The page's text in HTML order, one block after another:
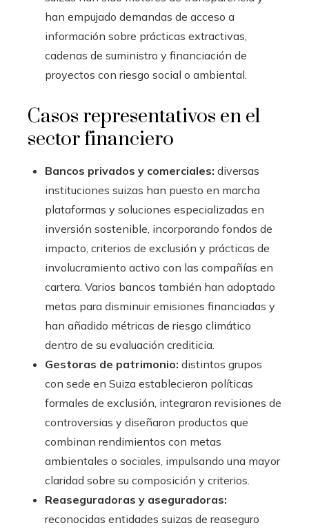
han empujado demandas de acceso a
información sobre prácticas extractivas,
cadenas de suministro y financiación de
proyectos con riesgo social o ambiental.
Casos representativos en el
sector financiero
Bancos privados y comerciales: diversas
instituciones suizas han puesto en marcha
plataformas y soluciones especializadas en
inversión sostenible, incorporando fondos de
impacto, criterios de exclusión y prácticas de
involucramiento activo con las compañías en
cartera. Varios bancos también han adoptado
metas para disminuir emisiones financiadas y
han añadido métricas de riesgo climático
dentro de su evaluación crediticia.
Gestoras de patrimonio: distintos grupos
con sede en Suiza establecieron políticas
formales de exclusión, integraron revisiones de
controversias y diseñaron productos que
combinan rendimientos con metas
ambientales o sociales, impulsando una mayor
claridad sobre su composición y criterios.
Reaseguradoras y aseguradoras:
reconocidas entidades suizas de reaseguro